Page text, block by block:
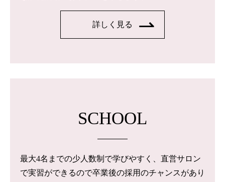
詳しく見る
SCHOOL
最大4名までの少人数制で学びやすく、直営サロン
で実習ができるので卒業後の採用のチャンスがあり